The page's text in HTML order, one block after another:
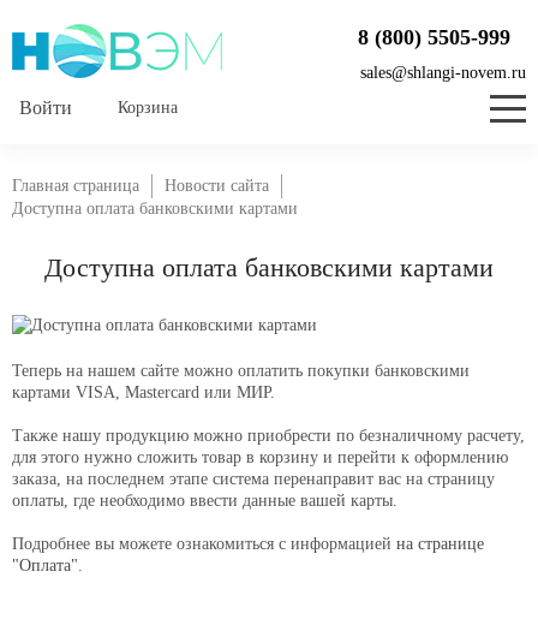
8 (800) 5505-999
sales@shlangi-novem.ru
Корзина
Главная страница
Новости сайта
Доступна оплата банковскими картами
Доступна оплата банковскими картами
Теперь на нашем сайте можно оплатить покупки банковскими
картами VISA, Mastercard или МИР.
Также нашу продукцию можно приобрести по безналичному расчету,
для этого нужно сложить товар в корзину и перейти к оформлению
заказа, на последнем этапе система перенаправит вас на страницу
оплаты, где необходимо ввести данные вашей карты.
Подробнее вы можете ознакомиться с информацией на странице
"Оплата".